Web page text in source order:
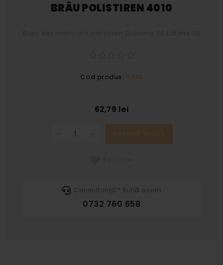
BRÂU POLISTIREN 4010
Cod produs: 4010
62,79 lei
ADAUGĂ ÎN COȘ
Consultanță? Sună acum
0732 760 658